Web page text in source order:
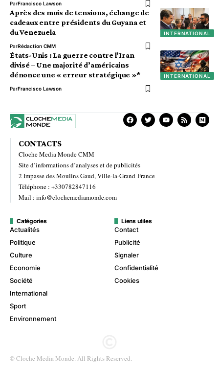
ParFrancisco Lawson
INTERNATIONAL
Après des mois de tensions, échange de
cadeaux entre présidents du Guyana et
du Venezuela
ParRédaction CMM
INTERNATIONAL
États-Unis : La guerre contre l’Iran
divisé – Une majorité d’américains
dénonce une « erreur stratégique »*
ParFrancisco Lawson
CONTACTS
Cloche Media Monde CMM
Site d’informations d’analyses et de publicités
2 Impasse des Moulins Gaud, Ville-la-Grand France
Téléphone : +330782847116
Mail : info@clochemediamonde.com
Catégories
Actualités
Politique
Culture
Economie
Société
International
Sport
Environnement
Liens utiles
Contact
Publicité
Signaler
Confidentialité
Cookies
© Cloche Media Monde. All Rights Reserved.